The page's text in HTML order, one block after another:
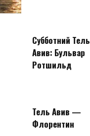
Субботний Тель
Авив: Бульвар
Ротшильд
Тель Авив —
Флорентин